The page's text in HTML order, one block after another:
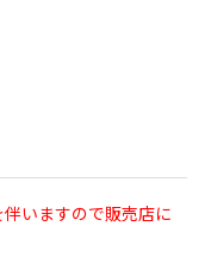
いますので販売店に